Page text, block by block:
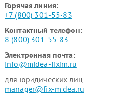
Горячая линия:
+7 (800) 301-55-83
Контактный телефон:
8 (800) 301-55-83
Электронная почта:
info@midea-fixim.ru
для юридических лиц
manager@fix-midea.ru